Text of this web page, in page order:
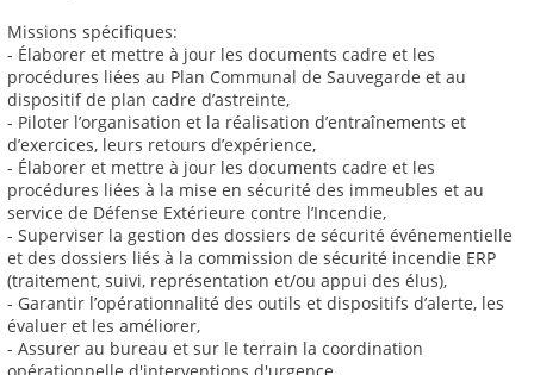
Missions spécifiques:
- Élaborer et mettre à jour les documents cadre et les
procédures liées au Plan Communal de Sauvegarde et au
dispositif de plan cadre d’astreinte,
- Piloter l’organisation et la réalisation d’entraînements et
d’exercices, leurs retours d’expérience,
- Élaborer et mettre à jour les documents cadre et les
procédures liées à la mise en sécurité des immeubles et au
service de Défense Extérieure contre l’Incendie,
- Superviser la gestion des dossiers de sécurité événementielle
et des dossiers liés à la commission de sécurité incendie ERP
(traitement, suivi, représentation et/ou appui des élus),
- Garantir l’opérationnalité des outils et dispositifs d’alerte, les
évaluer et les améliorer,
- Assurer au bureau et sur le terrain la coordination